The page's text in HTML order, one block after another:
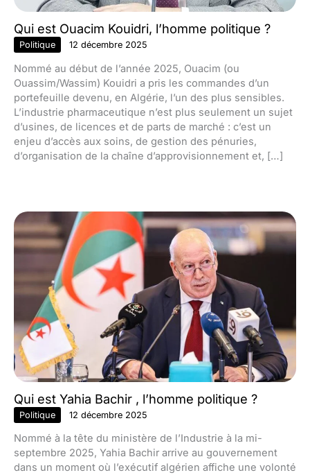
Qui est Ouacim Kouidri, l’homme politique ?
Politique 12 décembre 2025
Nommé au début de l’année 2025, Ouacim (ou
Ouassim/Wassim) Kouidri a pris les commandes d’un
portefeuille devenu, en Algérie, l’un des plus sensibles.
L’industrie pharmaceutique n’est plus seulement un sujet
d’usines, de licences et de parts de marché : c’est un
enjeu d’accès aux soins, de gestion des pénuries,
d’organisation de la chaîne d’approvisionnement et, […]
Qui est Yahia Bachir , l’homme politique ?
Politique 12 décembre 2025
Nommé à la tête du ministère de l’Industrie à la mi-
septembre 2025, Yahia Bachir arrive au gouvernement
dans un moment où l’exécutif algérien affiche une volonté